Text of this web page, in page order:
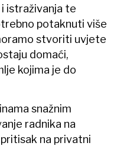
istraživanja te
potaknuti više
stvoriti uvjete
domaći,
kojima je do
snažnim
radnika na
na privatni